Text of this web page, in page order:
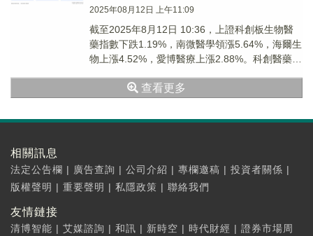
2025年08月12日 上午11:09
截至2025年8月12日 10:36，上證科創板生物醫
藥指數下跌1.19%，南微醫學領漲5.64%，海爾生
物上漲4.52%，愛博醫療上漲2.88%。科創醫藥
查看更多
相關訊息
法定公告欄 | 廣告查詢 | 公司介紹 | 專欄邀稿 | 投資者關係 |
版權聲明 | 重要聲明 | 私隱政策 | 聯絡我們
友情鏈接
清博智能 | 艾媒諮詢 | 和訊 | 新時空 | 時代財經 | 證券市場周